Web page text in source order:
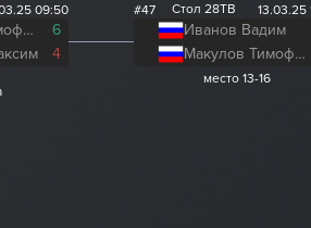
09:50
Макулов Тимофей
6
4
#47 Стол 28ТВ 13.03.25
Иванов Вадим
Макулов Тимофей
место 13-16